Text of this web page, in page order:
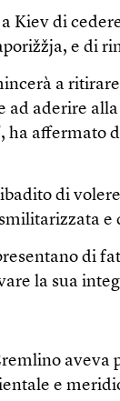
Kiev di
e di
a
aderire
ha affermato
di
e
di
la sua
aveva
e